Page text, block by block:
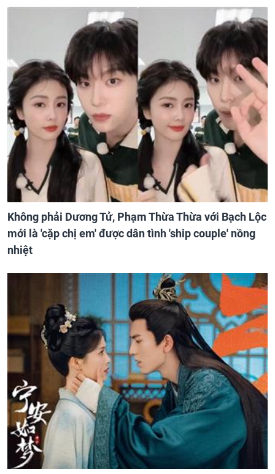
Không phải Dương Tử, Phạm Thừa Thừa với Bạch Lộc
mới là 'cặp chị em' được dân tình 'ship couple' nồng
nhiệt